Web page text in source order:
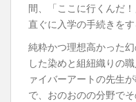
間、「ここに行くんだ
直ぐに入学の手続きをす
純粋かつ理想高かった
した染めと組紐織りの
ァイバーアートの先生
で、おのおのの分野で